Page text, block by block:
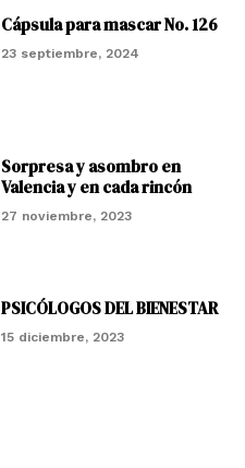
Cápsula para mascar No. 126
23 septiembre, 2024
Sorpresa y asombro en
Valencia y en cada rincón
27 noviembre, 2023
PSICÓLOGOS DEL BIENESTAR
15 diciembre, 2023